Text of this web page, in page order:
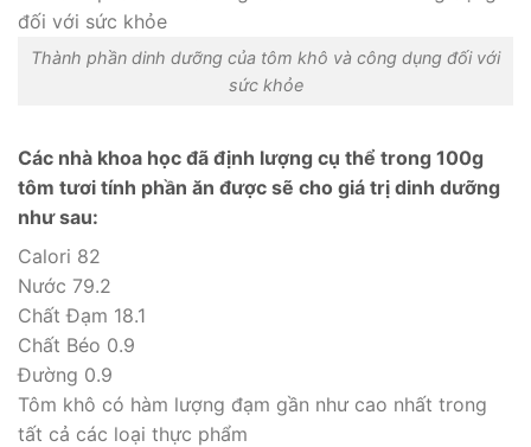
Thành phần dinh dưỡng của tôm khô và công dụng đối với
sức khỏe
Các nhà khoa học đã định lượng cụ thể trong 100g
tôm tươi tính phần ăn được sẽ cho giá trị dinh dưỡng
như sau:
Calori 82
Nước 79.2
Chất Đạm 18.1
Chất Béo 0.9
Đường 0.9
Tôm khô có hàm lượng đạm gần như cao nhất trong
tất cả các loại thực phẩm